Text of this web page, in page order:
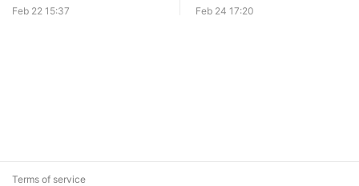
Feb 22 15:37 Feb 24 17:20
Terms of service